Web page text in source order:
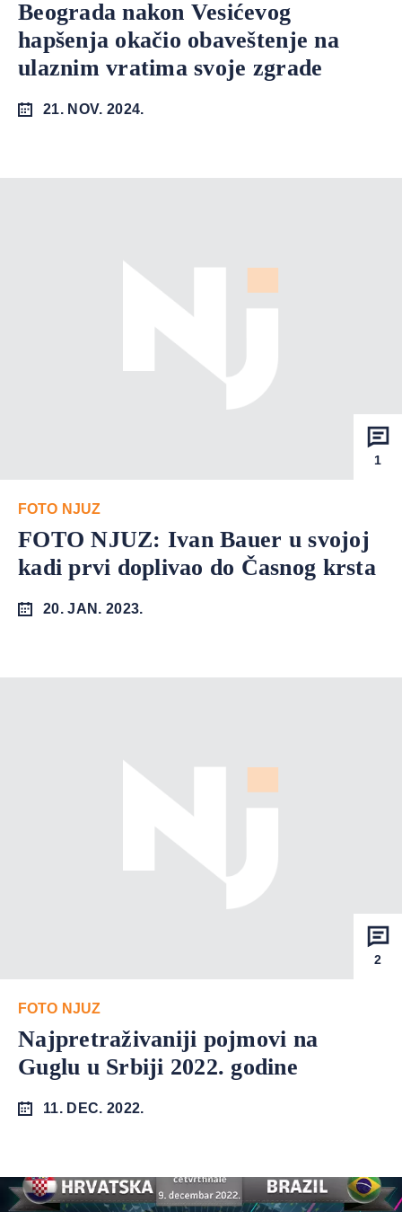
Beograda nakon Vesićevog
hapšenja okačio obaveštenje na
ulaznim vratima svoje zgrade
21. NOV. 2024.
1
FOTO NJUZ
FOTO NJUZ: Ivan Bauer u svojoj
kadi prvi doplivao do Časnog krsta
20. JAN. 2023.
2
FOTO NJUZ
Najpretraživaniji pojmovi na
Guglu u Srbiji 2022. godine
11. DEC. 2022.